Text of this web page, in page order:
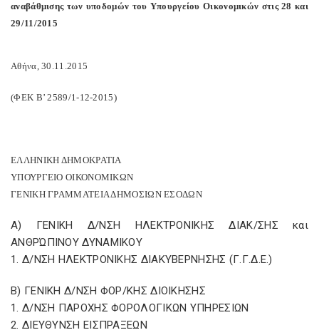
αναβάθμισης των υποδομών του Υπουργείου Οικονομικών στις 28 και
29/11/2015
Αθήνα, 30.11.2015
(ΦΕΚ Β’ 2589/1-12-2015)
ΕΛΛΗΝΙΚΗ ΔΗΜΟΚΡΑΤΙΑ
ΥΠΟΥΡΓΕΙΟ ΟΙΚΟΝΟΜΙΚΩΝ
ΓΕΝΙΚΗ ΓΡΑΜΜΑΤΕΙΑ ΔΗΜΟΣΙΩΝ ΕΣΟΔΩΝ
Α) ΓΕΝΙΚΗ Δ/ΝΣΗ ΗΛΕΚΤΡΟΝΙΚΗΣ ΔΙΑΚ/ΣΗΣ και
ΑΝΘΡΏΠΙΝΟΥ ΔΥΝΑΜΙΚΟΥ
1. Δ/ΝΣΗ ΗΛΕΚΤΡΟΝΙΚΗΣ ΔΙΑΚΥΒΕΡΝΗΣΗΣ (Γ.Γ.Δ.Ε.)
Β) ΓΕΝΙΚΗ Δ/ΝΣΗ ΦΟΡ/ΚΗΣ ΔΙΟΙΚΗΣΗΣ
1. Δ/ΝΣΗ ΠΑΡΟΧΗΣ ΦΟΡΟΛΟΓΙΚΩΝ ΥΠΗΡΕΣΙΩΝ
2. ΔΙΕΥΘΥΝΣΗ ΕΙΣΠΡΑΞΕΩΝ